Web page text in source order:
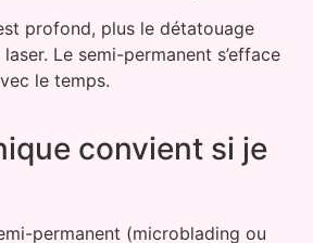
profond, plus le détatouage
Le semi-permanent s’efface
le temps.
convient si je
permanent (microblading ou